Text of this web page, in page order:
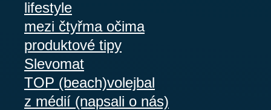
lifestyle
mezi čtyřma očima
produktové tipy
Slevomat
TOP (beach)volejbal
z médií (napsali o nás)